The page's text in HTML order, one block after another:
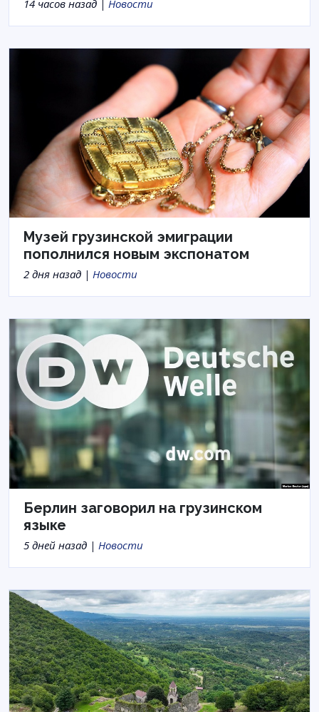
14 часов назад | Новости
Музей грузинской эмиграции
пополнился новым экспонатом
2 дня назад | Новости
Берлин заговорил на грузинском
языке
5 дней назад | Новости